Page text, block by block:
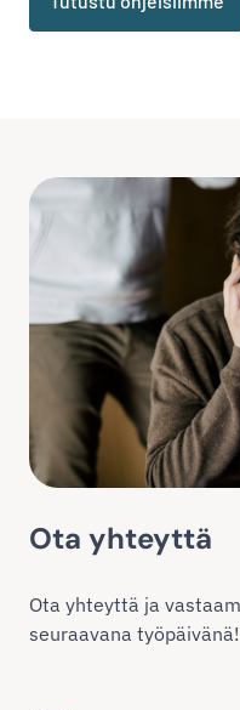
Ota yhteyttä
Ota yhteyttä ja
seuraavana työpäivänä!